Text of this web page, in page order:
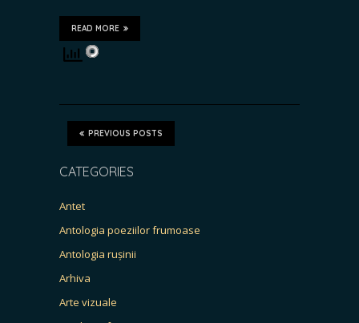
READ MORE
PREVIOUS POSTS
CATEGORIES
Antet
Antologia poeziilor frumoase
Antologia rușinii
Arhiva
Arte vizuale